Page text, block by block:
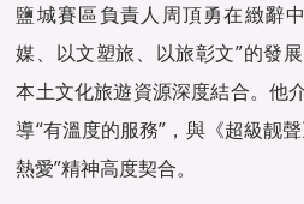
鹽城賽區負責人周頂勇在緻辭
媒、以文塑旅、以旅彰文”的發
本土文化旅遊資源深度結合。他
導“有溫度的服務”，與《超級靓
熱愛”精神高度契合。